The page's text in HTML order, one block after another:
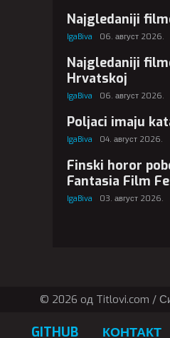
Najgledaniji
IgaBiva 06. август 2026.
Najgledaniji
Hrvatskoj
IgaBiva 06. август 2026.
Poljaci imaju
IgaBiva 04. август 2026.
Finski horor
Fantasia Film
IgaBiva 03. август 2026.
© 2026 oд Titlovi.com /
GITHUB КОНТАКТ